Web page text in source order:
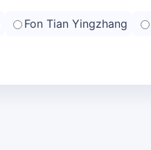
Fon Tian Yingzhang